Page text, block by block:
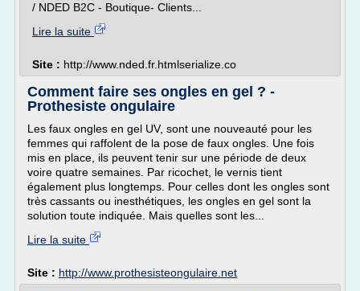
/ NDED B2C - Boutique- Clients...
Lire la suite
Site : http://www.nded.fr.htmlserialize.co
Comment faire ses ongles en gel ? -
Prothesiste ongulaire
Les faux ongles en gel UV, sont une nouveauté pour les
femmes qui raffolent de la pose de faux ongles. Une fois
mis en place, ils peuvent tenir sur une période de deux
voire quatre semaines. Par ricochet, le vernis tient
également plus longtemps. Pour celles dont les ongles sont
très cassants ou inesthétiques, les ongles en gel sont la
solution toute indiquée. Mais quelles sont les...
Lire la suite
Site : http://www.prothesisteongulaire.net